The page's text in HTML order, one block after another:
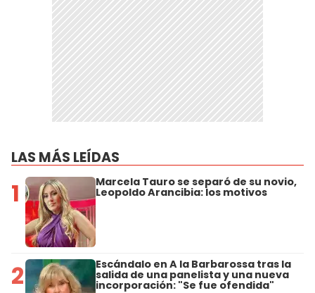
LAS MÁS LEÍDAS
1 Marcela Tauro se separó de su novio,
Leopoldo Arancibia: los motivos
2 Escándalo en A la Barbarossa tras la
salida de una panelista y una nueva
incorporación: "Se fue ofendida"